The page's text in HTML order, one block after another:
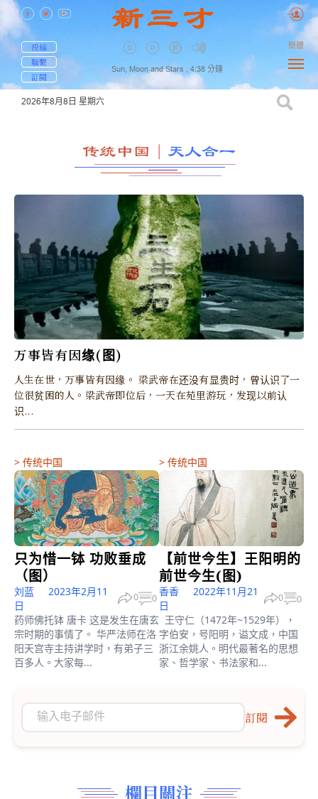
投稿
聯繫
訂閱
Sun, Moon and Stars , 4:38 分鐘
簡體
2026年8月8日 星期六
传统中国 ｜ 天人合一
訂閱
万事皆有因缘(图)
人生在世，万事皆有因缘。 梁武帝在还没有显贵时，曾认识了一
位很贫困的人。梁武帝即位后，一天在苑里游玩，发现以前认
识...
> 传统中国
只为惜一钵 功败垂成
（图）
刘蓝
2023年2月11
日
0 0
药师佛托钵 唐卡 这是发生在唐玄
宗时期的事情了。 华严法师在洛
阳天宫寺主持讲学时，有弟子三
百多人。大家每...
> 传统中国
【前世今生】王阳明的
前世今生(图)
香香
2022年11月21
日
0 0
王守仁（1472年~1529年），
字伯安，号阳明，谥文成，中国
浙江余姚人。明代最著名的思想
家、哲学家、书法家和...
欄目關注